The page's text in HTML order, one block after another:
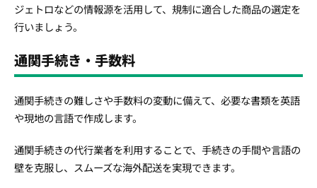
ジェトロなどの情報源を活用して、規制に適合した商品の選定を
行いましょう。
通関手続き・手数料
通関手続きの難しさや手数料の変動に備えて、必要な書類を英語
や現地の言語で作成します。
通関手続きの代行業者を利用することで、手続きの手間や言語の
壁を克服し、スムーズな海外配送を実現できます。